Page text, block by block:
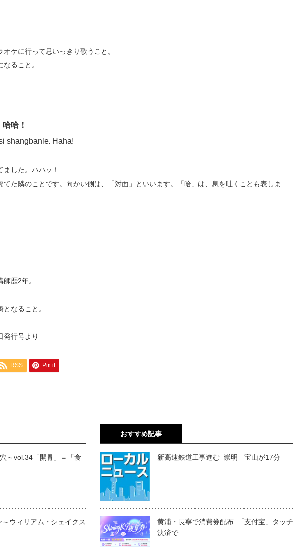
ケに行って思いっきり歌うこと。
ること。
哈！
shangbanle. Haha!
ました。ハハッ！
てた隣のことです。向かい側は、「対面」といいます。「哈」は、息を吐くことも表しま
歴2年。
なること。
発行号より
RSS Pin it
～vol.34「開胃」＝「食
ウィリアム・シェイクス
おすすめ記事
新高速鉄道工事進む 崇明―宝山が17分
黄浦・長寧で消費券配布 「支付宝」タッチ
決済で